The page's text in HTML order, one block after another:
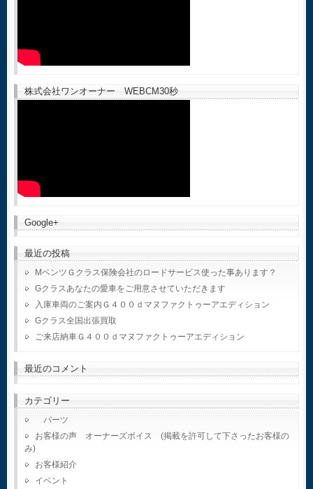
株式会社ワンオーナー WEBCM30秒
Google+
最近の投稿
MベンツＧクラス保険会社のロードサービス使った事あります？
Gクラスあなたの愛車をご用意させていただきます
入庫車両のご案内Ｇ４００ｄマヌファクトゥーアエディション
Gクラス全国出張買取
ご来店納車Ｇ４００ｄマヌファクトゥーアエディション
最近のコメント
カテゴリー
パーツ
お客様の声 オーナーズボイス (掲載を許可して下さったお客様の
み)
お客様紹介
イベント